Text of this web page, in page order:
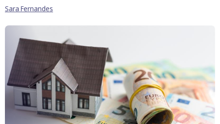
Sara Fernandes